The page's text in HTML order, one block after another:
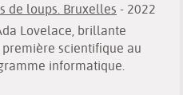
de loups. Bruxelles - 2022
Lovelace, brillante
scientifique au
informatique.